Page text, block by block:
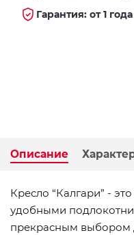
Гарантия: от 1 года
Описание
Кресло “Калгари” -
удобными
прекрасным выбором